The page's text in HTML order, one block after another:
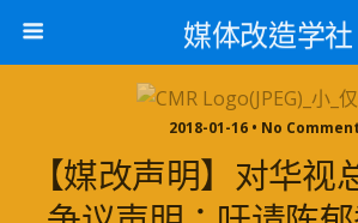
媒体改造学社
2018-01-16 • No
【媒改声明】对华视